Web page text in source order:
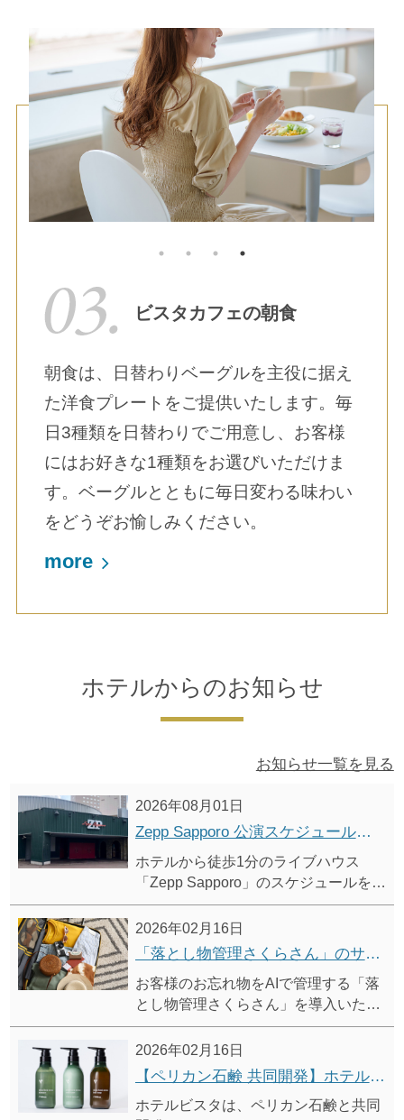
ビスタカフェの朝食
朝食は、日替わりベーグルを主役に据え
た洋食プレートをご提供いたします。毎
日3種類を日替わりでご用意し、お客様
にはお好きな1種類をお選びいただけま
す。ベーグルとともに毎日変わる味わい
をどうぞお愉しみください。
more
ホテルからのお知らせ
お知らせ一覧を見る
2026年08月01日
Zepp Sapporo 公演スケジュール（2026年8月/9月）
ホテルから徒歩1分のライブハウス
「Zepp Sapporo」のスケジュールを掲
載しています。
2026年02月16日
「落とし物管理さくらさん」のサービス開始について
お客様のお忘れ物をAIで管理する「落
とし物管理さくらさん」を導入いたし
ました。
24時間365日いつでも、ホテルに保管
されている遺失物の中から、お客様の
お忘れ物の所在をお問い合わせいただ
けます。
2026年02月16日
【ペリカン石鹸 共同開発】ホテルビスタ オリジナル バスアメニティ
ホテルビスタは、ペリカン石鹸と共同